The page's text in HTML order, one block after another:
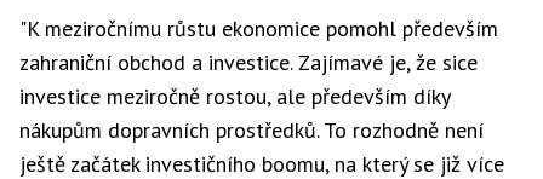
"K meziročnímu růstu ekonomice pomohl především
zahraniční obchod a investice. Zajímavé je, že sice
investice meziročně rostou, ale především díky
nákupům dopravních prostředků. To rozhodně není
ještě začátek investičního boomu, na který se již více